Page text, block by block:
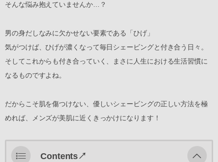
そんな悩み抱えていませんか…？
男の身だしなみに欠かせない要素である「ひげ」
気がつけば、ひげが濃くなって毎日シェービングと付き合う日々。
そしてこれからも付き合っていく、まさに人生における生活習慣に
なるものですよね。
だからこそ肌を傷つけない、優しいシェービングの正しい方法を極
めれば、メンズが美肌に近くきっかけになります！
Contents↗︎